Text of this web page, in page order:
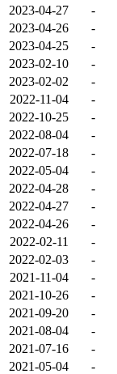
2023-04-27
-
2023-04-26
-
2023-04-25
-
2023-02-10
-
2023-02-02
-
2022-11-04
-
2022-10-25
-
2022-08-04
-
2022-07-18
-
2022-05-04
-
2022-04-28
-
2022-04-27
-
2022-04-26
-
2022-02-11
-
2022-02-03
-
2021-11-04
-
2021-10-26
-
2021-09-20
-
2021-08-04
-
2021-07-16
-
2021-05-04
-